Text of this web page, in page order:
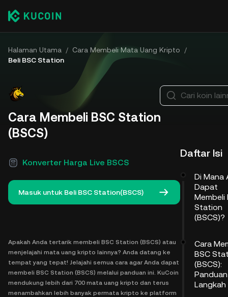
Halaman Utama / Cara Membeli Mata Uang Kripto
/
Beli BSC Station
Cara Membeli BSC Station
(BSCS)
Konverter Harga Live BSCS
Masuk untuk Beli BSC Station(BSCS)
Apakah Anda tertarik membeli BSC Station (BSCS) atau
menjelajahi mata uang kripto lainnya? Anda datang ke
tempat yang tepat! Jelajahi semua cara agar Anda dapat
membeli BSC Station (BSCS) melalui panduan ini. KuCoin
mendukung lebih dari 700 mata uang kripto dan terus
menambahkan lebih banyak permata kripto ke platform
Cari koin
Daftar Isi
Di Mana
Dapat
Membeli
Station
(BSCS)?
Cara
BSC
(BSCS):
Panduan
Langkah